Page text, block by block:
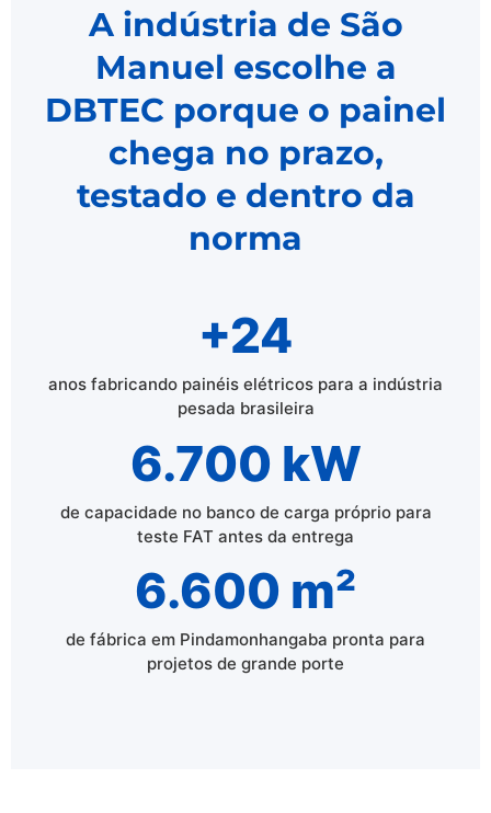
A indústria de São
Manuel escolhe a
DBTEC porque o painel
chega no prazo,
testado e dentro da
norma
+24
anos fabricando painéis elétricos para a indústria
pesada brasileira
6.700 kW
de capacidade no banco de carga próprio para
teste FAT antes da entrega
6.600 m²
de fábrica em Pindamonhangaba pronta para
projetos de grande porte